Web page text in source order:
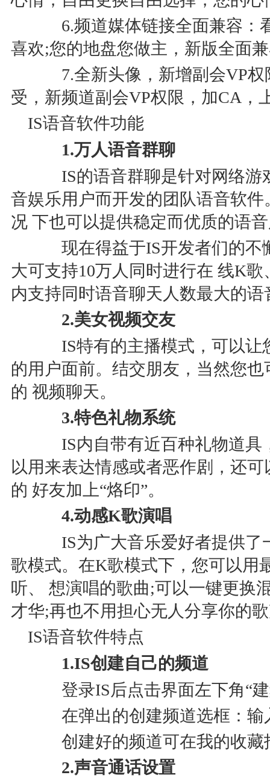
6.频道媒体链接全面兼容：
喜欢;您的地盘您做主，新版全面
7.全新头像，新增副会VP权
受，新频道副会VP权限，加CA，
IS语音软件功能
1.万人语音群聊
IS的语音群聊是针对网络游
音娱乐用户而开发的团队语音软
况 下也可以提供稳定而优质的语
现在得益于IS开发者们的不
大可支持10万人同时进行在 线K
内支持同时语音聊天人数最大的语
2.美女视频交友
IS特有的主播模式，可以让
的用户面前。结交朋友，当然您
的 视频聊天。
3.特色礼物系统
IS内自带有近百种礼物道具
以用来表达情感或者恶作剧，还
的 好友加上“烙印”。
4.动感K歌演唱
IS为广大音乐爱好者提供了
歌模式。在K歌模式下，您可以用
听、 想演唱的歌曲;可以一键更换
才华;再也不用担心无人分享你的
IS语音软件特点
1.IS创建自己的频道
登录IS后点击界面左下角“建
在弹出的创建频道选框：输
创建好的频道可在我的收藏
2.声音通话设置